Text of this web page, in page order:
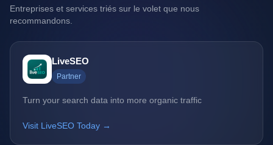
Entreprises et services triés sur le volet que nous
recommandons.
LiveSEO
Partner
Turn your search data into more organic traffic
Visit LiveSEO Today →